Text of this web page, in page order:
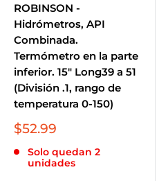
ROBINSON -
Hidrómetros, API
Combinada.
Termómetro en la parte
inferior. 15" Long39 a 51
(División .1, rango de
temperatura 0-150)
Precio
venta
$52.99
Solo quedan 2
unidades